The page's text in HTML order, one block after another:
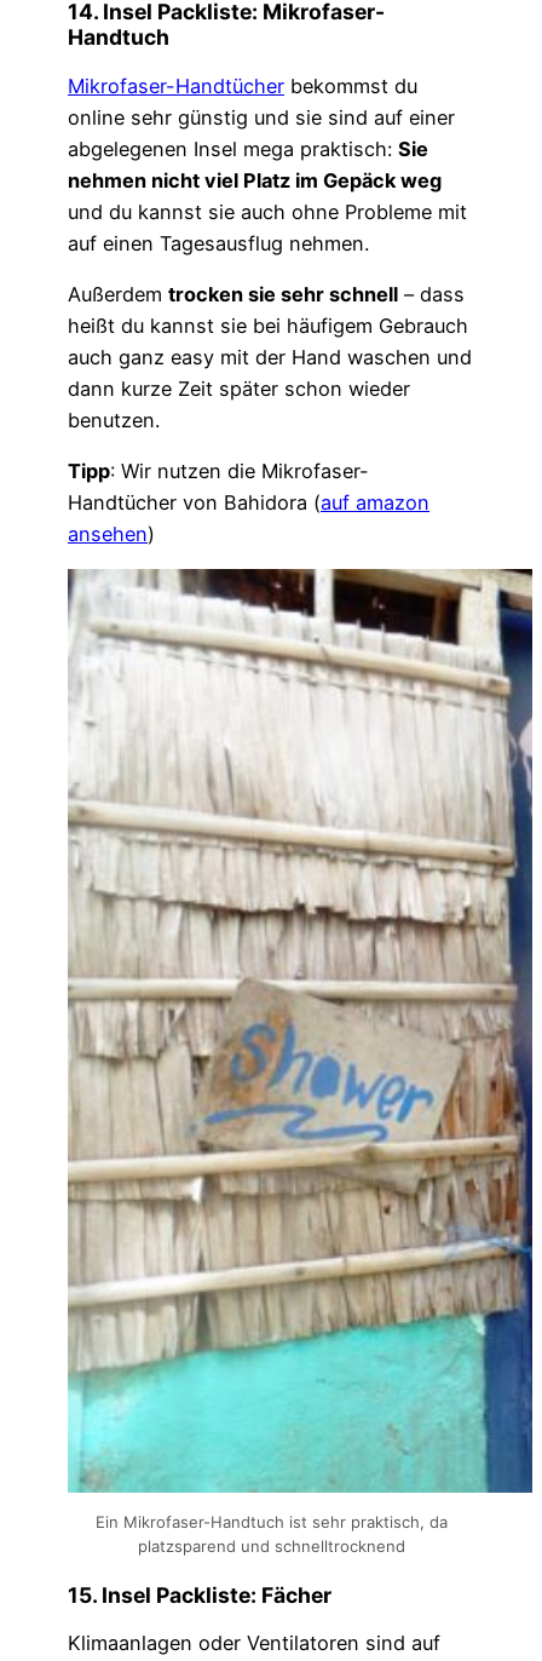
14. Insel Packliste: Mikrofaser-
Handtuch
Mikrofaser-Handtücher bekommst du
online sehr günstig und sie sind auf einer
abgelegenen Insel mega praktisch: Sie
nehmen nicht viel Platz im Gepäck weg
und du kannst sie auch ohne Probleme mit
auf einen Tagesausflug nehmen.
Außerdem trocken sie sehr schnell – dass
heißt du kannst sie bei häufigem Gebrauch
auch ganz easy mit der Hand waschen und
dann kurze Zeit später schon wieder
benutzen.
Tipp: Wir nutzen die Mikrofaser-
Handtücher von Bahidora (auf amazon
ansehen)
Ein Mikrofaser-Handtuch ist sehr praktisch, da
platzsparend und schnelltrocknend
15. Insel Packliste: Fächer
Klimaanlagen oder Ventilatoren sind auf